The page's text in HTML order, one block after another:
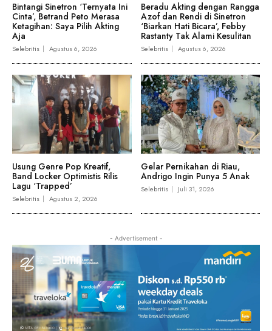
Bintangi Sinetron ‘Ternyata Ini
Cinta’, Betrand Peto Merasa
Ketagihan: Saya Pilih Akting
Aja
Selebritis Agustus 6, 2026
Beradu Akting dengan Rangga
Azof dan Rendi di Sinetron
‘Biarkan Hati Bicara’, Febby
Rastanty Tak Alami Kesulitan
Selebritis Agustus 6, 2026
Usung Genre Pop Kreatif,
Band Locker Optimistis Rilis
Lagu ‘Trapped’
Selebritis Agustus 2, 2026
Gelar Pernikahan di Riau,
Andrigo Ingin Punya 5 Anak
Selebritis Juli 31, 2026
- Advertisement -